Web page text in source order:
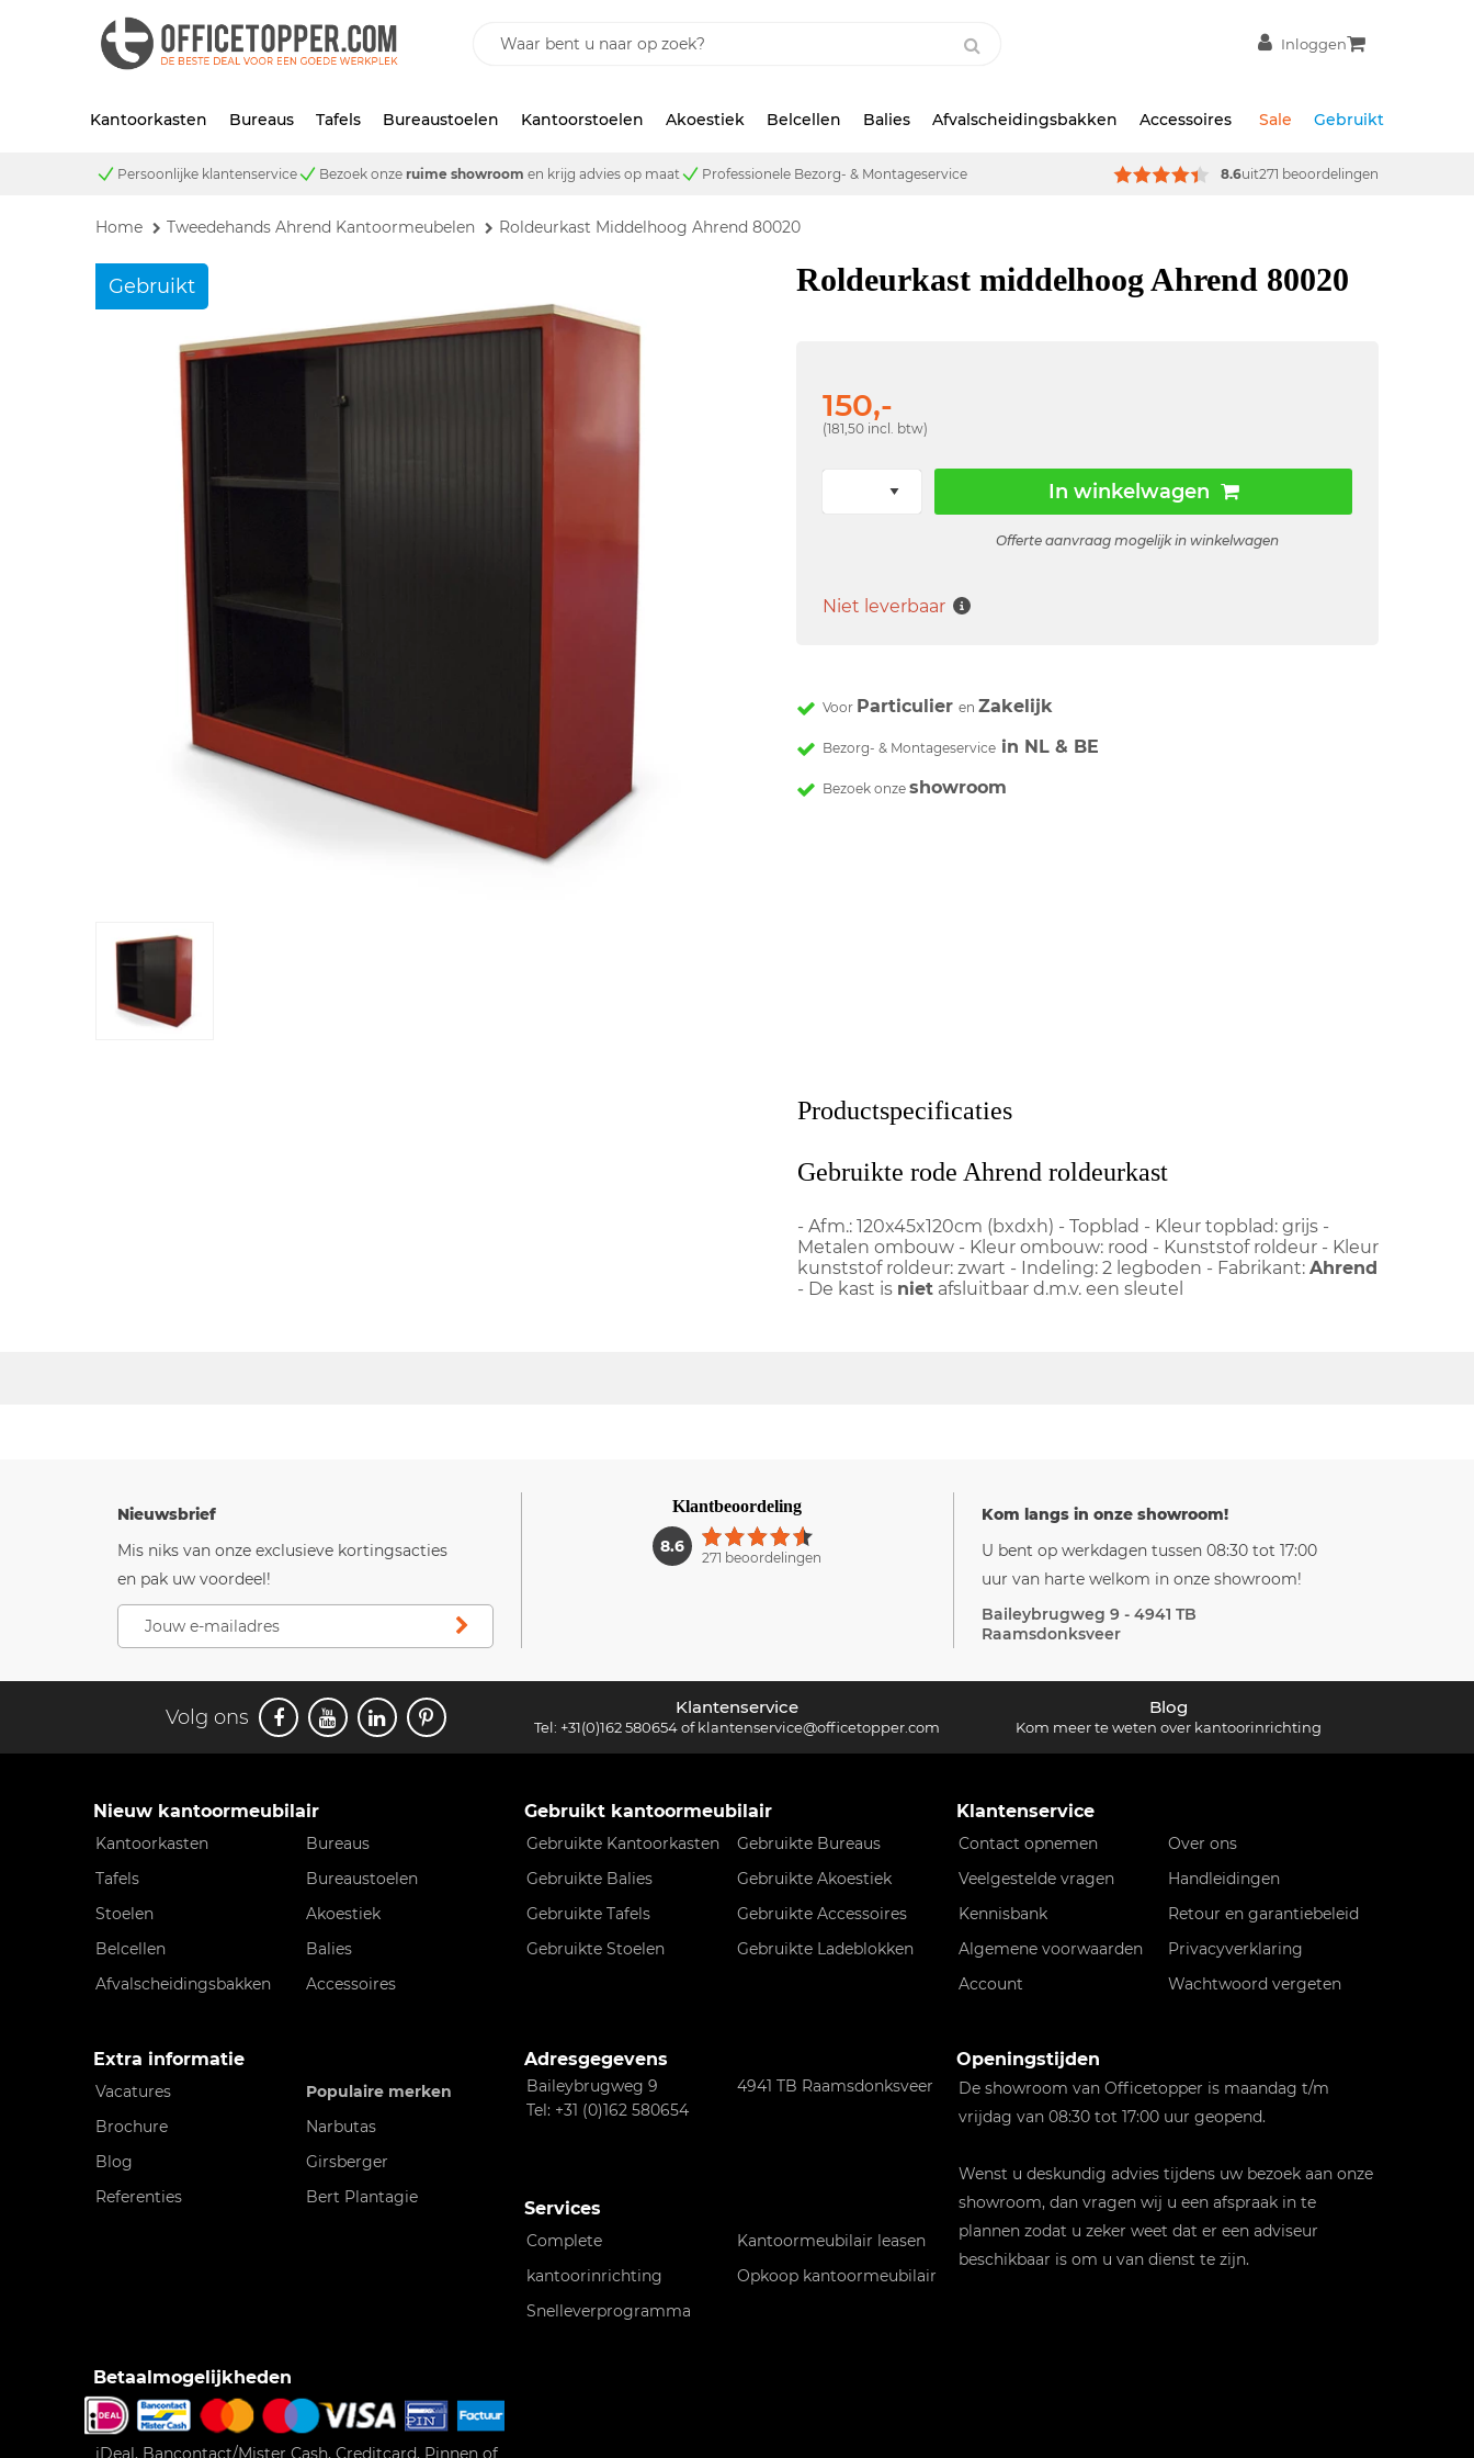
Inloggen
Kantoorkasten Bureaus Tafels Bureaustoelen Kantoorstoelen Akoestiek Belcellen Balies Afvalscheidingsbakken Accessoires Sale Gebruikt
Persoonlijke klantenservice Bezoek onze ruime showroom en krijg advies op maat Professionele Bezorg- & Montageservice 8.6uit271 beoordelingen
Home Tweedehands Ahrend Kantoormeubelen Roldeurkast Middelhoog Ahrend 80020
Gebruikt Roldeurkast middelhoog Ahrend 80020
150,-
(181,50 incl. btw)
In winkelwagen
Offerte aanvraag mogelijk in winkelwagen
Niet leverbaar
Voor ParticulierenZakelijk
Bezorg- & Montageservice in NL & BE
Bezoek onzeshowroom
Productspecificaties
Gebruikte rode Ahrend roldeurkast
- Afm.: 120x45x120cm (bxdxh) - Topblad - Kleur topblad: grijs -
Metalen ombouw - Kleur ombouw: rood - Kunststof roldeur - Kleur
kunststof roldeur: zwart - Indeling: 2 legboden - Fabrikant: Ahrend
- De kast is niet afsluitbaar d.m.v. een sleutel
Nieuwsbrief
Mis niks van onze exclusieve kortingsacties
en pak uw voordeel!
Klantbeoordeling
8.6 1
271 beoordelingen
Kom langs in onze showroom!
U bent op werkdagen tussen 08:30 tot 17:00
uur van harte welkom in onze showroom!
Baileybrugweg 9 - 4941 TB
Raamsdonksveer
Volg ons Klantenservice
Tel: +31(0)162 580654ofklantenservice@officetopper.com
Blog
Kom meer te weten over kantoorinrichting
Nieuw kantoormeubilair
Kantoorkasten
Bureaus
Tafels
Bureaustoelen
Stoelen
Akoestiek
Belcellen
Balies
Afvalscheidingsbakken
Accessoires
Extra informatie
Vacatures
Populaire merken
Brochure
Narbutas
Blog
Girsberger
Referenties
Bert Plantagie
Betaalmogelijkheden
iDeal, Bancontact/Mister Cash, Creditcard, Pinnen of
Gebruikt kantoormeubilair
Gebruikte Kantoorkasten
Gebruikte Bureaus
Gebruikte Balies
Gebruikte Akoestiek
Gebruikte Tafels
Gebruikte Accessoires
Gebruikte Stoelen
Gebruikte Ladeblokken
Adresgegevens
Baileybrugweg 9
4941 TB Raamsdonksveer
Tel: +31 (0)162 580654
Services
Complete
kantoorinrichting
Kantoormeubilair leasen
Opkoop kantoormeubilair
Snelleverprogramma
Klantenservice
Contact opnemen
Over ons
Veelgestelde vragen
Handleidingen
Kennisbank
Retour en garantiebeleid
Algemene voorwaarden
Privacyverklaring
Account
Wachtwoord vergeten
Openingstijden
De showroom van Officetopper is maandag t/m
vrijdag van 08:30 tot 17:00 uur geopend.
Wenst u deskundig advies tijdens uw bezoek aan onze
showroom, dan vragen wij u een afspraak in te
plannen zodat u zeker weet dat er een adviseur
beschikbaar is om u van dienst te zijn.